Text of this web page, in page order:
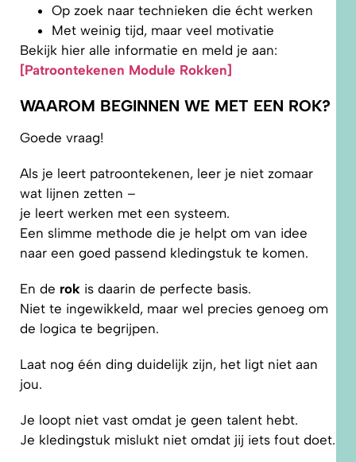
Op zoek naar technieken die écht werken
Met weinig tijd, maar veel motivatie
Bekijk hier alle informatie en meld je aan:
[Patroontekenen Module Rokken]
WAAROM BEGINNEN WE MET EEN ROK?
Goede vraag!
Als je leert patroontekenen, leer je niet zomaar
wat lijnen zetten –
je leert werken met een systeem.
Een slimme methode die je helpt om van idee
naar een goed passend kledingstuk te komen.
En de rok is daarin de perfecte basis.
Niet te ingewikkeld, maar wel precies genoeg om
de logica te begrijpen.
Laat nog één ding duidelijk zijn, het ligt niet aan
jou.
Je loopt niet vast omdat je geen talent hebt.
Je kledingstuk mislukt niet omdat jij iets fout doet.